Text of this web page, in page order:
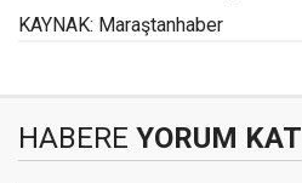
KAYNAK: Maraştanhaber
HABERE YORUM KAT